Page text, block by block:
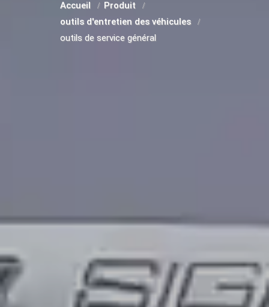
Accueil
Produit
outils d'entretien des véhicules
outils de service général